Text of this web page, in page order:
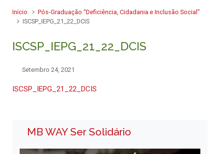
Início
Pós-Graduação “Deficiência, Cidadania e Inclusão Social”
ISCSP_IEPG_21_22_DCIS
ISCSP_IEPG_21_22_DCIS
Setembro 24, 2021
ISCSP_IEPG_21_22_DCIS
MB WAY Ser Solidário